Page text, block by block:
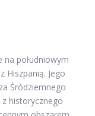
na południowym
Hiszpanią. Jego
Śródziemnego
historycznego